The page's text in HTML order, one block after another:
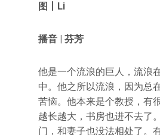
图丨Li
播音 | 芬芳
他是一个流浪的巨人，流浪
中。他之所以流浪，因为总
苦恼。他本来是个教授，有
越长越大，书房也进不去了
门，和妻子也没法相处了。